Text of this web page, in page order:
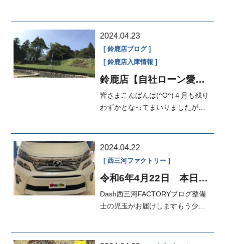
2024.04.23
鈴鹿店ブログ
鈴鹿店入庫情報
鈴鹿店【自社ローン愛
シュ定額払い
皆さまこんばんは(^O^)４月も残り
わずかとなってまいりましたがい
2024.04.22
西三河ファクトリー
令和6年4月22日 本日の
Dash西三河FACTORYブログ整備
士の児玉がお届けしますもう少し